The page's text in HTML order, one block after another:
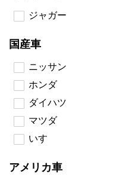
ジャガー
国産車
ニッサン
ホンダ
ダイハツ
マツダ
いすゞ
アメリカ車